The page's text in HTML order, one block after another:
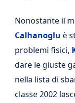
Nonostante il
Calhanoglu è
problemi fisici,
dare le giuste
nella lista di
classe 2002